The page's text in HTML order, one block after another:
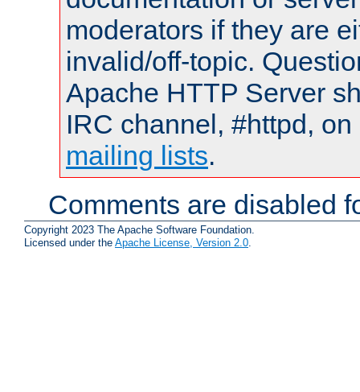
moderators if they are
invalid/off-topic.
Apache HTTP Server
IRC channel, #httpd,
mailing lists.
Comments are disabled
Copyright 2023 The Apache Software Foundation.
Licensed under the Apache License, Version 2.0